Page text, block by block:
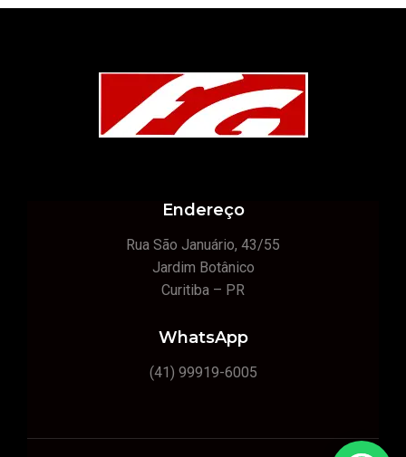
Endereço
Rua São Januário, 43/55
Jardim Botânico
Curitiba – PR
WhatsApp
(41) 99919-6005